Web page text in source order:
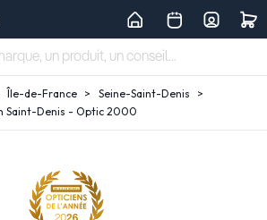
Île-de-France
Seine-Saint-Denis
Saint-Denis - Optic 2000